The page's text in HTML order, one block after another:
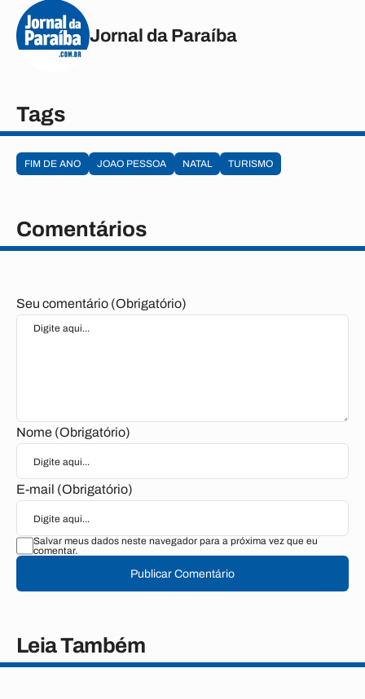
Jornal da Paraíba
Tags
FIM DE ANO JOAO PESSOA NATAL TURISMO
Comentários
Seu comentário (Obrigatório)
Nome (Obrigatório)
E-mail (Obrigatório)
Salvar meus dados neste navegador para a próxima vez que eu
comentar.
Publicar Comentário
Leia Também